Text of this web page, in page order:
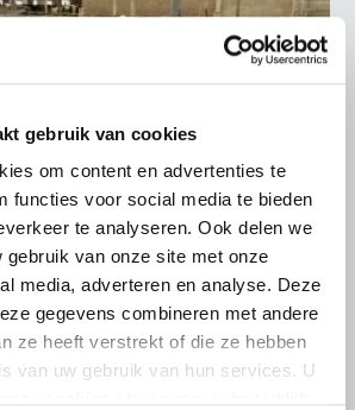
gebruik van cookies
om content en advertenties te
functies voor social media te bieden
te analyseren. Ook delen we
gebruik van onze site met onze
media, adverteren en analyse. Deze
gegevens combineren met andere
ze heeft verstrekt of die ze hebben
van uw gebruik van hun services. U
(JA21)
in